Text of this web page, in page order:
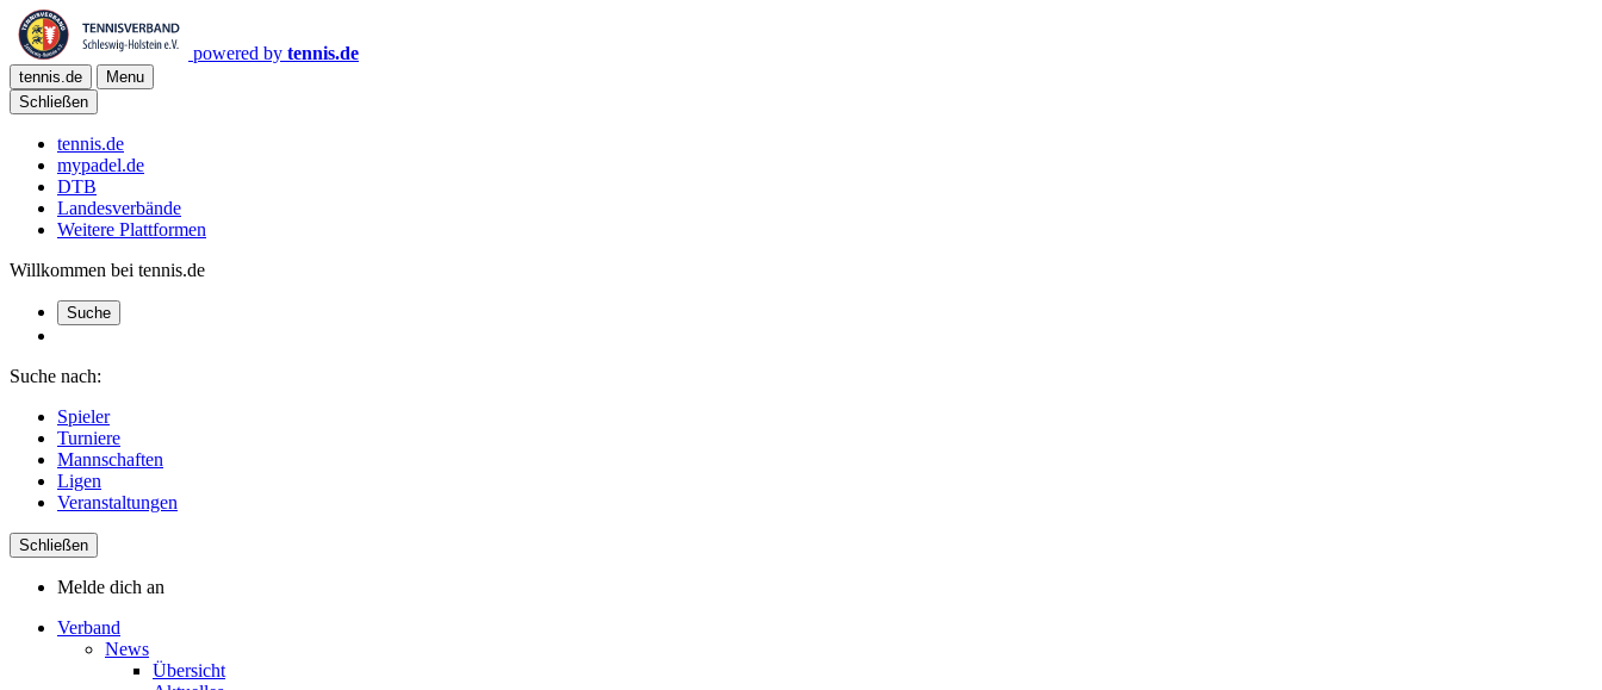
powered by tennis.de
tennis.de
Menu
Schließen
tennis.de
mypadel.de
DTB
Landesverbände
Weitere Plattformen
Willkommen bei tennis.de
Suche
Suche nach:
Spieler
Turniere
Mannschaften
Ligen
Veranstaltungen
Schließen
Melde dich an
Verband
News
Übersicht